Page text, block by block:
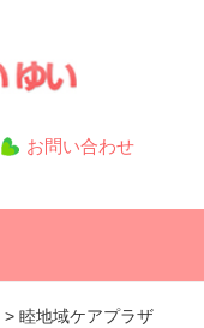
お問い合わせ
> 睦地域ケアプラザ